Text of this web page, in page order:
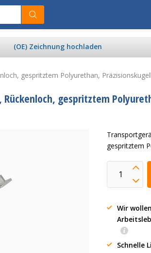
(OE) Zeichnung hochladen
gespritztem Polyurethan,
gespritztem
gespritztem
Wir
Schnelle